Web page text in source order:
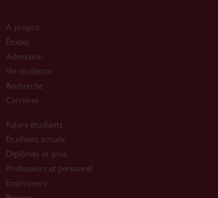
À propos
Études
Admission
Vie étudiante
Recherche
Carrières
Futurs étudiants
Étudiants actuels
Diplômés et amis
Professeurs et personnel
Employeurs